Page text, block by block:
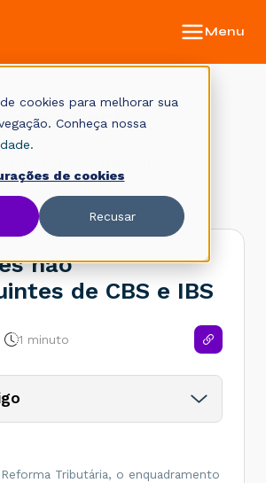
cookies para melhorar sua
Conheça nossa
de cookies
Recusar
não
de CBS e IBS
1 minuto
Tributária, o enquadramento